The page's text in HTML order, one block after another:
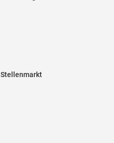
Stellenmarkt